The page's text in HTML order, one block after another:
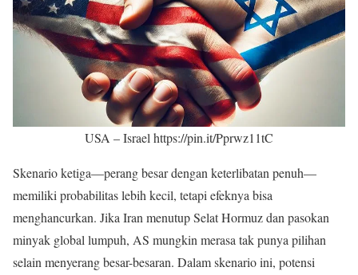
USA – Israel https://pin.it/Pprwz11tC
Skenario ketiga—perang besar dengan keterlibatan penuh—
memiliki probabilitas lebih kecil, tetapi efeknya bisa
menghancurkan. Jika Iran menutup Selat Hormuz dan pasokan
minyak global lumpuh, AS mungkin merasa tak punya pilihan
selain menyerang besar-besaran. Dalam skenario ini, potensi